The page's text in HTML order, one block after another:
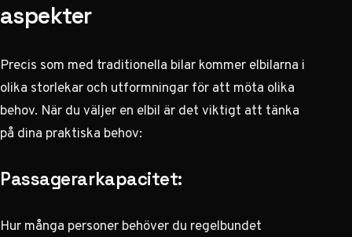
aspekter
Precis som med traditionella bilar kommer elbilarna i
olika storlekar och utformningar för att möta olika
behov. När du väljer en elbil är det viktigt att tänka
på dina praktiska behov:
Passagerarkapacitet:
Hur många personer behöver du regelbundet